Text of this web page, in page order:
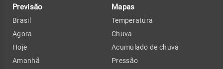
Previsão
Brasil
Agora
Hoje
Amanhã
Mapas
Temperatura
Chuva
Acumulado de chuva
Pressão